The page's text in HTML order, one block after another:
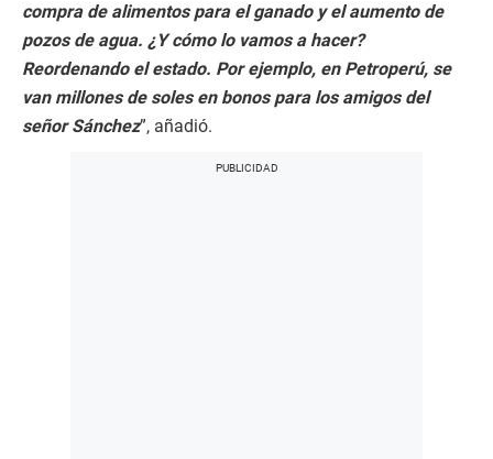
compra de alimentos para el ganado y el aumento de
pozos de agua. ¿Y cómo lo vamos a hacer?
Reordenando el estado. Por ejemplo, en Petroperú, se
van millones de soles en bonos para los amigos del
señor Sánchez”, añadió.